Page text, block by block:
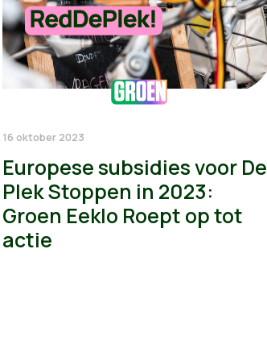
16 oktober 2023
Europese subsidies voor De
Plek Stoppen in 2023:
Groen Eeklo Roept op tot
actie